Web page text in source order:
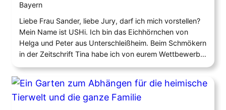
Bayern
Liebe Frau Sander, liebe Jury, darf ich mich vorstellen?
Mein Name ist USHi. Ich bin das Eichhörnchen von
Helga und Peter aus Unterschleißheim. Beim Schmökern
in der Zeitschrift Tina habe ich von eurem Wettbewerb
gelesen und finde toll, dass es so etwas gibt und hoffe,
dass ihr viele Einsendungen bekommt. Schön ist, dass
es die…